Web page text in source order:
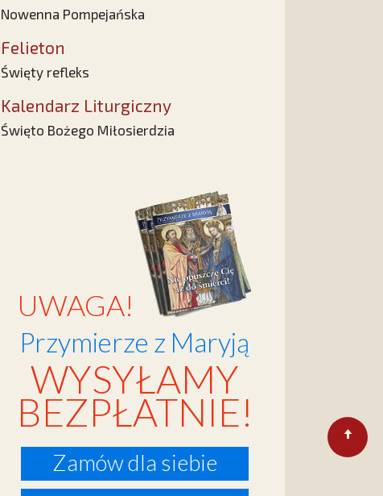
Nowenna Pompejańska
Felieton
Święty refleks
Kalendarz Liturgiczny
Święto Bożego Miłosierdzia
UWAGA!
Przymierze z Maryją
WYSYŁAMY
BEZPŁATNIE!
Zamów dla siebie